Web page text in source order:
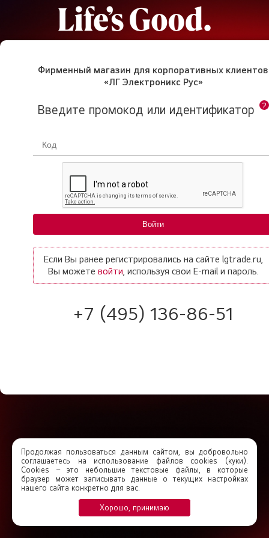
Продолжая пользоваться данным сайтом, вы добровольно
соглашаетесь на использование файлов cookies (куки).
Сookies – это небольшие текстовые файлы, в которые
браузер может записывать данные о текущих настройках
нашего сайта конкретно для вас.
Хорошо, принимаю
Фирменный магазин для корпоративных клиентов
«ЛГ Электроникс Рус»
Введите промокод или идентификатор ?
Если Вы ранее регистрировались на сайте lgtrade.ru,
Вы можете войти, используя свои E-mail и пароль.
+7 (495) 136-86-51